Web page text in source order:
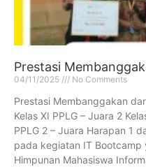
Prestasi
04/11/2025 No Comments
Prestasi Membanggakan
Kelas XI PPLG – Juara 2
PPLG 2 – Juara Harapan 1
pada kegiatan IT
Himpunan Mahasiswa